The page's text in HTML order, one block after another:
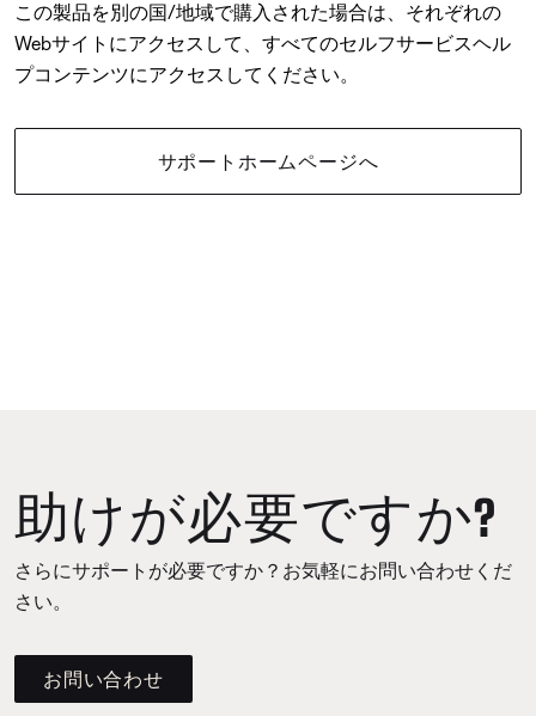
この製品を別の国/地域で購入された場合は、それぞれの
Webサイトにアクセスして、すべてのセルフサービスヘル
プコンテンツにアクセスしてください。
サポートホームページへ
助けが必要ですか?
さらにサポートが必要ですか？お気軽にお問い合わせくだ
さい。
お問い合わせ